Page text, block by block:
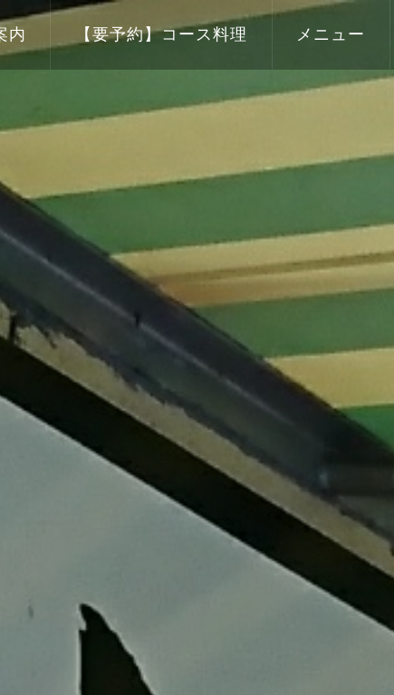
内 【要予約】コース料理 メニュー